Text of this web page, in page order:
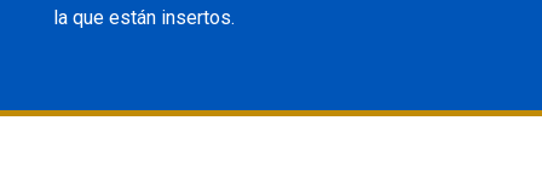
la que están insertos.